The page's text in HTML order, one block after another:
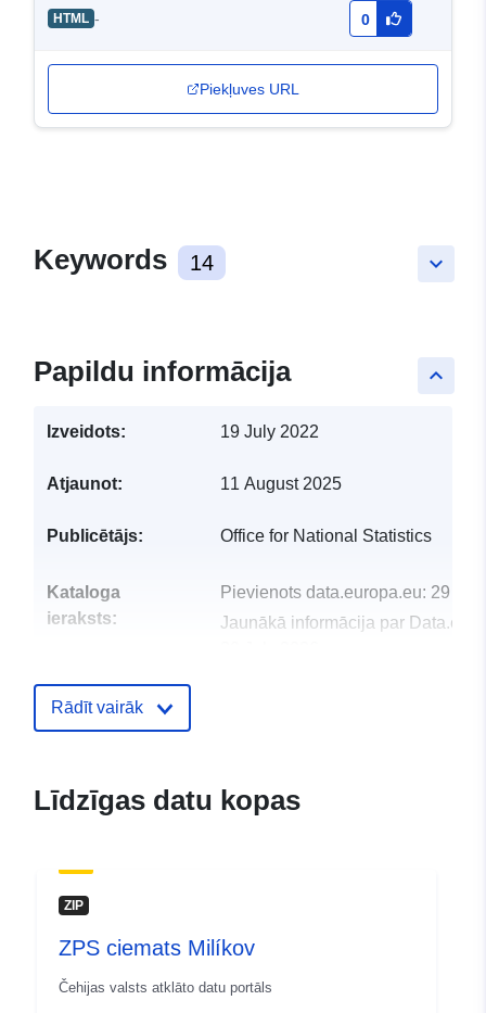
HTML - 0
Piekļuves URL
keyboard_arrow_down
Keywords 14
keyboard_arrow_up
Papildu informācija
Izveidots: 19 July 2022
Atjaunot: 11 August 2025
Publicētājs: Office for National Statistics
Kataloga
ieraksts:
Pievienots data.europa.eu: 29
Jaunākā informācija par
uriRef:
Rādīt vairāk
Līdzīgas datu kopas
ZIP
ZPS ciemats Milíkov
Čehijas valsts atklāto datu portāls